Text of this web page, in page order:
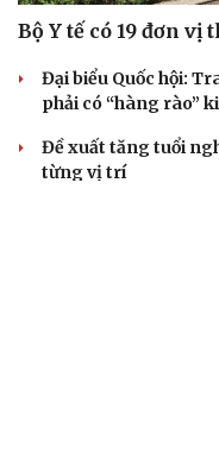
Bộ Y tế có 19 đơn vị
Đại biểu Quốc hội:
phải có “hàng rào”
Đề xuất tăng tuổi
từng vị trí